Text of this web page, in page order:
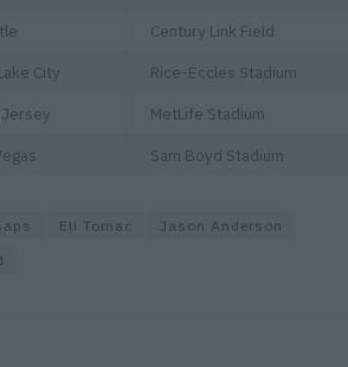
Century Link Field
City
Rice-Eccles Stadium
MetLife Stadium
Sam Boyd Stadium
Eli Tomac
Jason Anderson